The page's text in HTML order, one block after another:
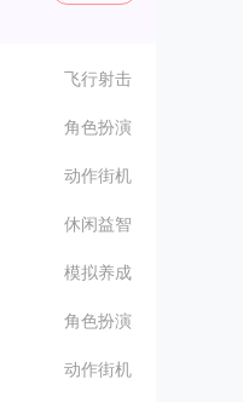
飞行射击
角色扮演
动作街机
休闲益智
模拟养成
角色扮演
动作街机